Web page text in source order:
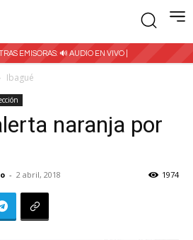
EMISORAS: 🔊 AUDIO EN VIVO |
Ibagué
naranja por
- 2 abril, 2018 1974